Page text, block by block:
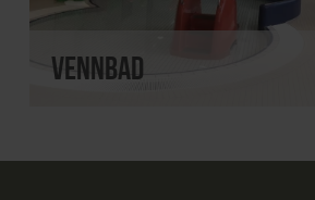
Vennbad